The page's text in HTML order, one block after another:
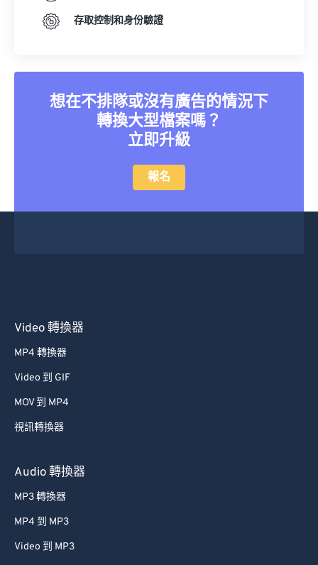
存取控制和身份驗證
想在不排隊或沒有廣告的情況下
轉換大型檔案嗎？
立即升級
報名
Video 轉換器
MP4 轉換器
Video 到 GIF
MOV 到 MP4
視訊轉換器
Audio 轉換器
MP3 轉換器
MP4 到 MP3
Video 到 MP3